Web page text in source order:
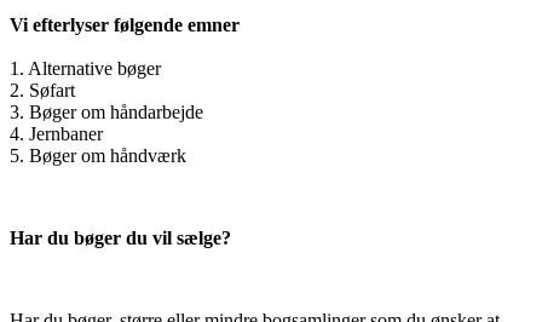
Vi efterlyser følgende emner
1. Alternative bøger
2. Søfart
3. Bøger om håndarbejde
4. Jernbaner
5. Bøger om håndværk
Har du bøger du vil sælge?